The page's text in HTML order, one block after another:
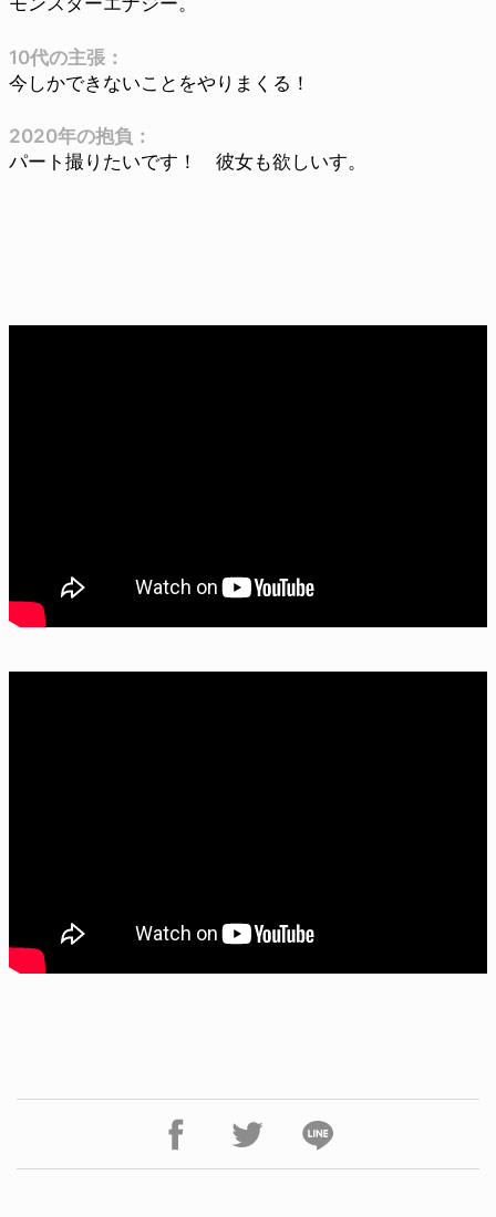
10代の主張：
今しかできないことをやりまくる！
2020年の抱負：
パート撮りたいです！ 彼女も欲しいす。